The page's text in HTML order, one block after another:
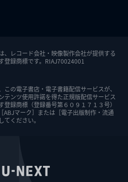
、レコード会社・映像製作会社が提供する
登録商標です。RIAJ70024001
この電子書店・電子書籍配信サービスが、
テンツ使用許諾を得た正規版配信サービス
登録商標（登録番号第６０９１７１３号）
ABJマーク］または［電子出版制作・流通
てください。